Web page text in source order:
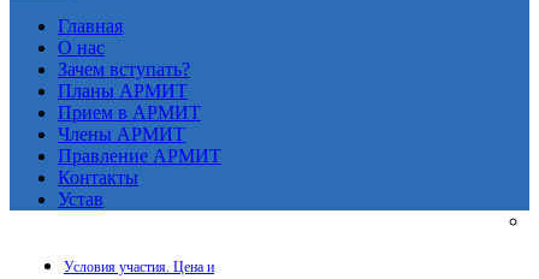
Главная
О нас
Зачем вступать?
Планы АРМИТ
Прием в АРМИТ
Члены АРМИТ
Правление АРМИТ
Контакты
Устав
Условия участия. Цена и